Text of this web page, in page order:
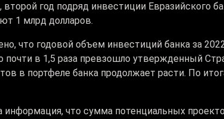
год подряд инвестиции Евразийского
1 млрд долларов.
что годовой объем инвестиций банка за
почти в 1,5 раза превзошло утвержденный
в портфеле банка продолжает расти. По
информация, что сумма потенциальных